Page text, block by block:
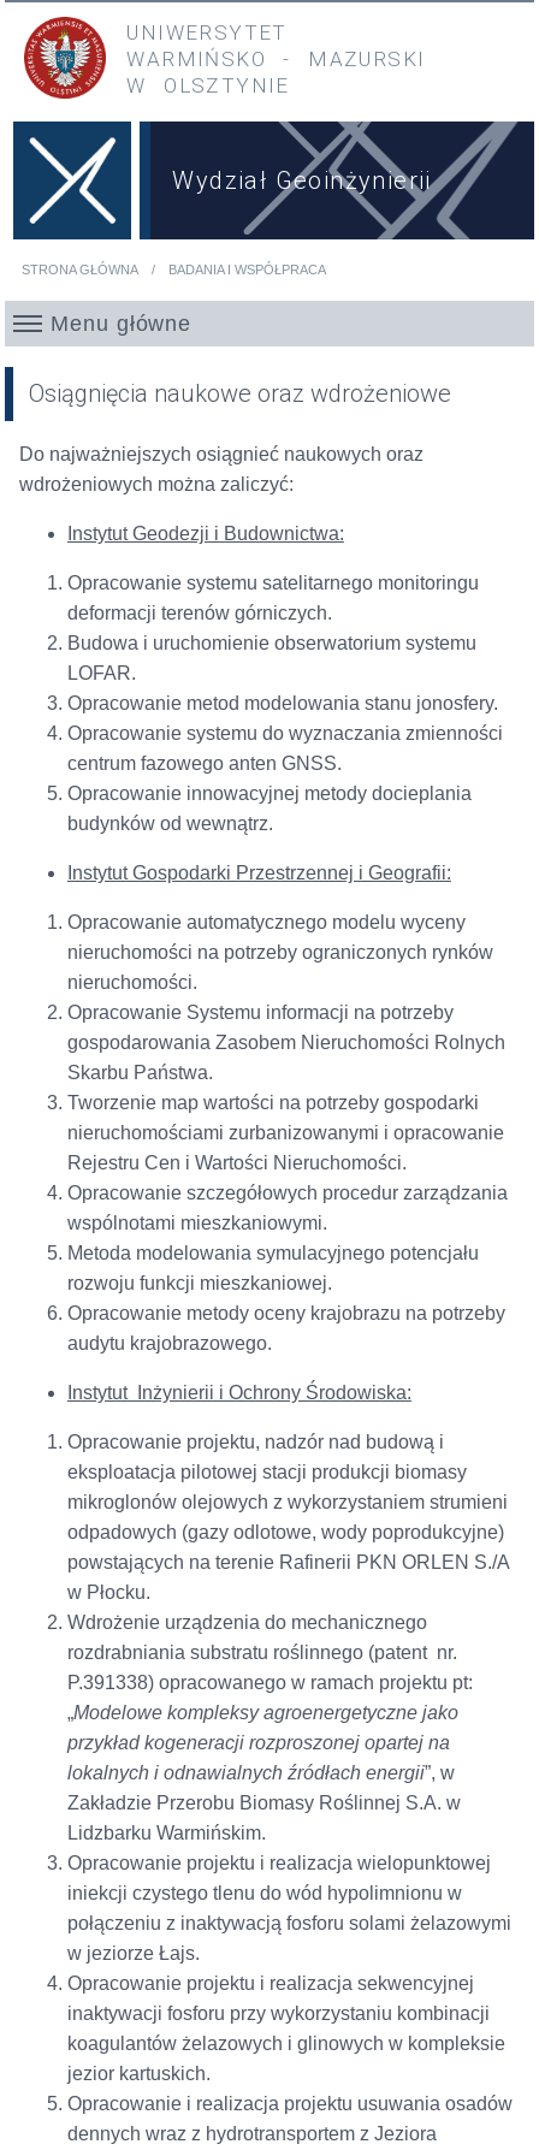
Przejdź do treści
Przejdź do menu głównego
UNIWERSYTET
WARMIŃSKO
- MAZURSKI
W OLSZTYNIE
Wydział Geoinżynierii
STRONA GŁÓWNA BADANIA I WSPÓŁPRACA
Menu główne
Osiągnięcia naukowe oraz wdrożeniowe
Do najważniejszych osiągnieć naukowych oraz
wdrożeniowych można zaliczyć:
Instytut Geodezji i Budownictwa:
Opracowanie systemu satelitarnego monitoringu
deformacji terenów górniczych.
Budowa i uruchomienie obserwatorium systemu
LOFAR.
Opracowanie metod modelowania stanu jonosfery.
Opracowanie systemu do wyznaczania zmienności
centrum fazowego anten GNSS.
Opracowanie innowacyjnej metody docieplania
budynków od wewnątrz.
Instytut Gospodarki Przestrzennej i Geografii:
Opracowanie automatycznego modelu wyceny
nieruchomości na potrzeby ograniczonych rynków
nieruchomości.
Opracowanie Systemu informacji na potrzeby
gospodarowania Zasobem Nieruchomości Rolnych
Skarbu Państwa.
Tworzenie map wartości na potrzeby gospodarki
nieruchomościami zurbanizowanymi i opracowanie
Rejestru Cen i Wartości Nieruchomości.
Opracowanie szczegółowych procedur zarządzania
wspólnotami mieszkaniowymi.
Metoda modelowania symulacyjnego potencjału
rozwoju funkcji mieszkaniowej.
Opracowanie metody oceny krajobrazu na potrzeby
audytu krajobrazowego.
Instytut Inżynierii i Ochrony Środowiska:
Opracowanie projektu, nadzór nad budową i
eksploatacja pilotowej stacji produkcji biomasy
mikroglonów olejowych z wykorzystaniem strumieni
odpadowych (gazy odlotowe, wody poprodukcyjne)
powstających na terenie Rafinerii PKN ORLEN S./A
w Płocku.
Wdrożenie urządzenia do mechanicznego
rozdrabniania substratu roślinnego (patent nr.
P.391338) opracowanego w ramach projektu pt:
„Modelowe kompleksy agroenergetyczne jako
przykład kogeneracji rozproszonej opartej na
lokalnych i odnawialnych źródłach energii”, w
Zakładzie Przerobu Biomasy Roślinnej S.A. w
Lidzbarku Warmińskim.
Opracowanie projektu i realizacja wielopunktowej
iniekcji czystego tlenu do wód hypolimnionu w
połączeniu z inaktywacją fosforu solami żelazowymi
w jeziorze Łajs.
Opracowanie projektu i realizacja sekwencyjnej
inaktywacji fosforu przy wykorzystaniu kombinacji
koagulantów żelazowych i glinowych w kompleksie
jezior kartuskich.
Opracowanie i realizacja projektu usuwania osadów
dennych wraz z hydrotransportem z Jeziora